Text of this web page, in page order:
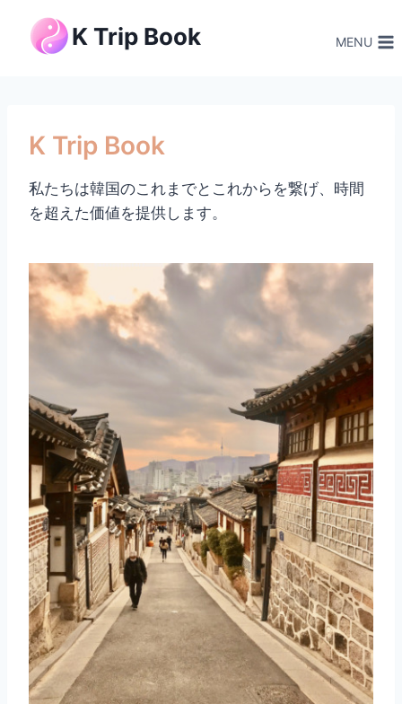
K Trip Book MENU
K Trip Book
私たちは韓国のこれまでとこれからを繋げ、時間
を超えた価値を提供します。